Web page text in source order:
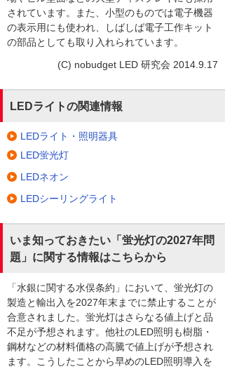
されています。また、小型のものでは電子機器
の表示用にも使われ、しばしば電子工作キット
の部品としても取り入れられています。
(C) nobudget LED 研究会 2014.9.17
LEDライトの関連情報
LEDライト・照明器具
LED蛍光灯
LEDネオン
LEDシーリングライト
いま知っておきたい「蛍光灯の2027年問
題」に関する情報はこちらから
「水銀に関する水俣条約」において、蛍光灯の
製造と輸出入を2027年末までに禁止することが
合意されました。蛍光灯はさらなる値上げと品
不足が予想されます。他社のLED照明も樹脂・
鋼材などの材料価格の高騰で値上げが予想され
ます。こうしたことから早めのLED照明導入を